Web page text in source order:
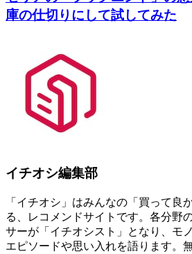
庫の仕切りにして試してみた
イチオシ編集部
「イチオシ」はみんなの「買って良
る、レコメンドサイトです。各分野
サーが「イチオシスト」となり、モ
エピソードや思い入れを語ります。